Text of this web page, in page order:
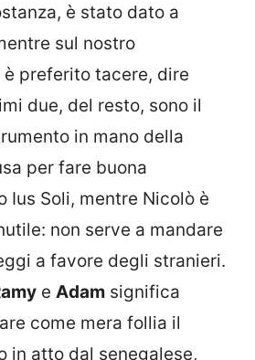
è stato dato a
sul nostro
è preferito tacere, dire
due, del resto, sono il
in mano della
per fare buona
Ius Soli, mentre Nicolò è
non serve a mandare
a favore degli stranieri.
e Adam significa
come mera follia il
in atto dal senegalese,